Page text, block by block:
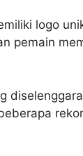
logo
pemain